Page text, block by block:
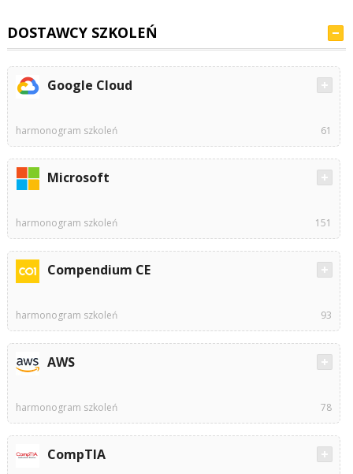
DOSTAWCY SZKOLEŃ
Google Cloud
harmonogram szkoleń 61
Microsoft
harmonogram szkoleń 151
Compendium CE
harmonogram szkoleń 93
AWS
harmonogram szkoleń 78
CompTIA